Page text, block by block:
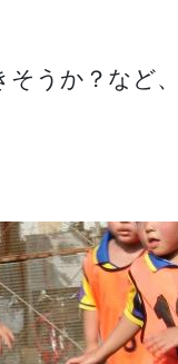
うか？など